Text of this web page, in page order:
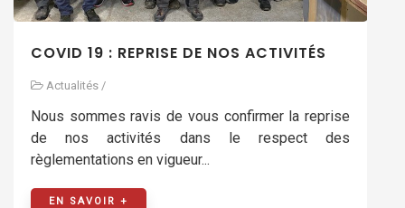
COVID 19 : REPRISE DE NOS ACTIVITÉS
Actualités /
Nous sommes ravis de vous confirmer la reprise
de nos activités dans le respect des
règlementations en vigueur...
EN SAVOIR +